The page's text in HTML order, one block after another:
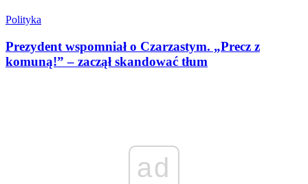
Polityka
Prezydent wspomniał o Czarzastym. „Precz z
komuną!” – zaczął skandować tłum
ad